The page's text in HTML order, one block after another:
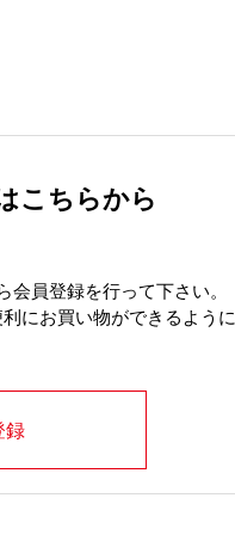
こちらから
員登録を行って下さい。
にお買い物ができるように